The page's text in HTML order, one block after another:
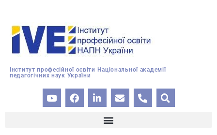
Інститут професійної освіти Національної академії
педагогічних наук України